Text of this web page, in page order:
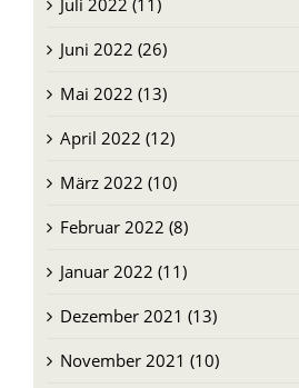
Juli 2022 (11)
Juni 2022 (26)
Mai 2022 (13)
April 2022 (12)
März 2022 (10)
Februar 2022 (8)
Januar 2022 (11)
Dezember 2021 (13)
November 2021 (10)